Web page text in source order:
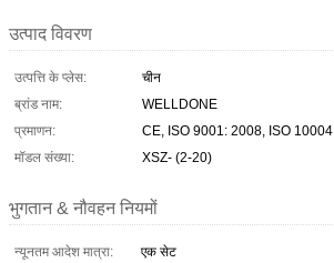
उत्पाद विवरण
उत्पत्ति के प्लेस:
चीन
ब्रांड नाम:
WELLDONE
प्रमाणन:
CE, ISO 9001: 2008, ISO 10004
मॉडल संख्या:
XSZ- (2-20)
भुगतान & नौवहन नियमों
न्यूनतम आदेश मात्रा:
एक सेट